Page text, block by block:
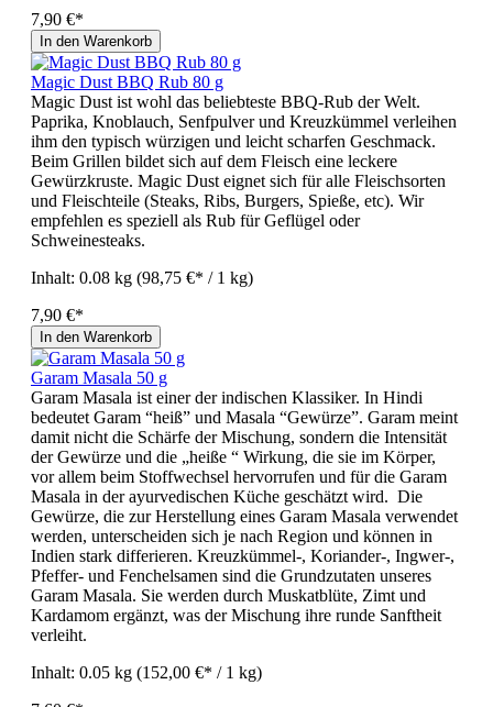
7,90 €*
In den Warenkorb
Magic Dust BBQ Rub 80 g
Magic Dust ist wohl das beliebteste BBQ-Rub der Welt.
Paprika, Knoblauch, Senfpulver und Kreuzkümmel verleihen
ihm den typisch würzigen und leicht scharfen Geschmack.
Beim Grillen bildet sich auf dem Fleisch eine leckere
Gewürzkruste. Magic Dust eignet sich für alle Fleischsorten
und Fleischteile (Steaks, Ribs, Burgers, Spieße, etc). Wir
empfehlen es speziell als Rub für Geflügel oder
Schweinesteaks.
Inhalt: 0.08 kg (98,75 €* / 1 kg)
7,90 €*
In den Warenkorb
Garam Masala 50 g
Garam Masala ist einer der indischen Klassiker. In Hindi
bedeutet Garam “heiß” und Masala “Gewürze”. Garam meint
damit nicht die Schärfe der Mischung, sondern die Intensität
der Gewürze und die „heiße “ Wirkung, die sie im Körper,
vor allem beim Stoffwechsel hervorrufen und für die Garam
Masala in der ayurvedischen Küche geschätzt wird. Die
Gewürze, die zur Herstellung eines Garam Masala verwendet
werden, unterscheiden sich je nach Region und können in
Indien stark differieren. Kreuzkümmel-, Koriander-, Ingwer-,
Pfeffer- und Fenchelsamen sind die Grundzutaten unseres
Garam Masala. Sie werden durch Muskatblüte, Zimt und
Kardamom ergänzt, was der Mischung ihre runde Sanftheit
verleiht.
Inhalt: 0.05 kg (152,00 €* / 1 kg)